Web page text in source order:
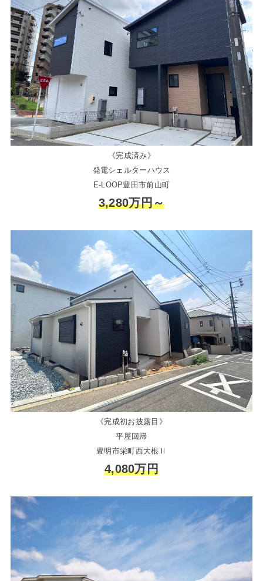
《完成済み》
発電シェルターハウス
E-LOOP豊田市前山町
3,280万円～
《完成初お披露目》
平屋回帰
豊明市栄町西大根Ⅱ
4,080万円